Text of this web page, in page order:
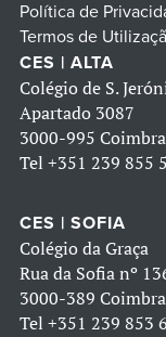
Política de
Termos de
CES | ALTA
Colégio de S.
Apartado 3087
3000-995
Tel +351 239 855
CES | SOFIA
Colégio da Graça
Rua da Sofia nº
3000-389
Tel +351 239 853